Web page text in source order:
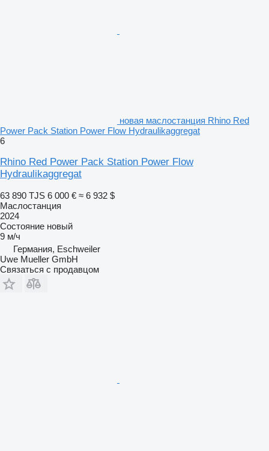
новая маслостанция Rhino Red
Power Pack Station Power Flow Hydraulikaggregat
6
Rhino Red Power Pack Station Power Flow
Hydraulikaggregat
63 890 TJS 6 000 € ≈ 6 932 $
Маслостанция
2024
Состояние новый
9 м/ч
Германия, Eschweiler
Uwe Mueller GmbH
Связаться с продавцом